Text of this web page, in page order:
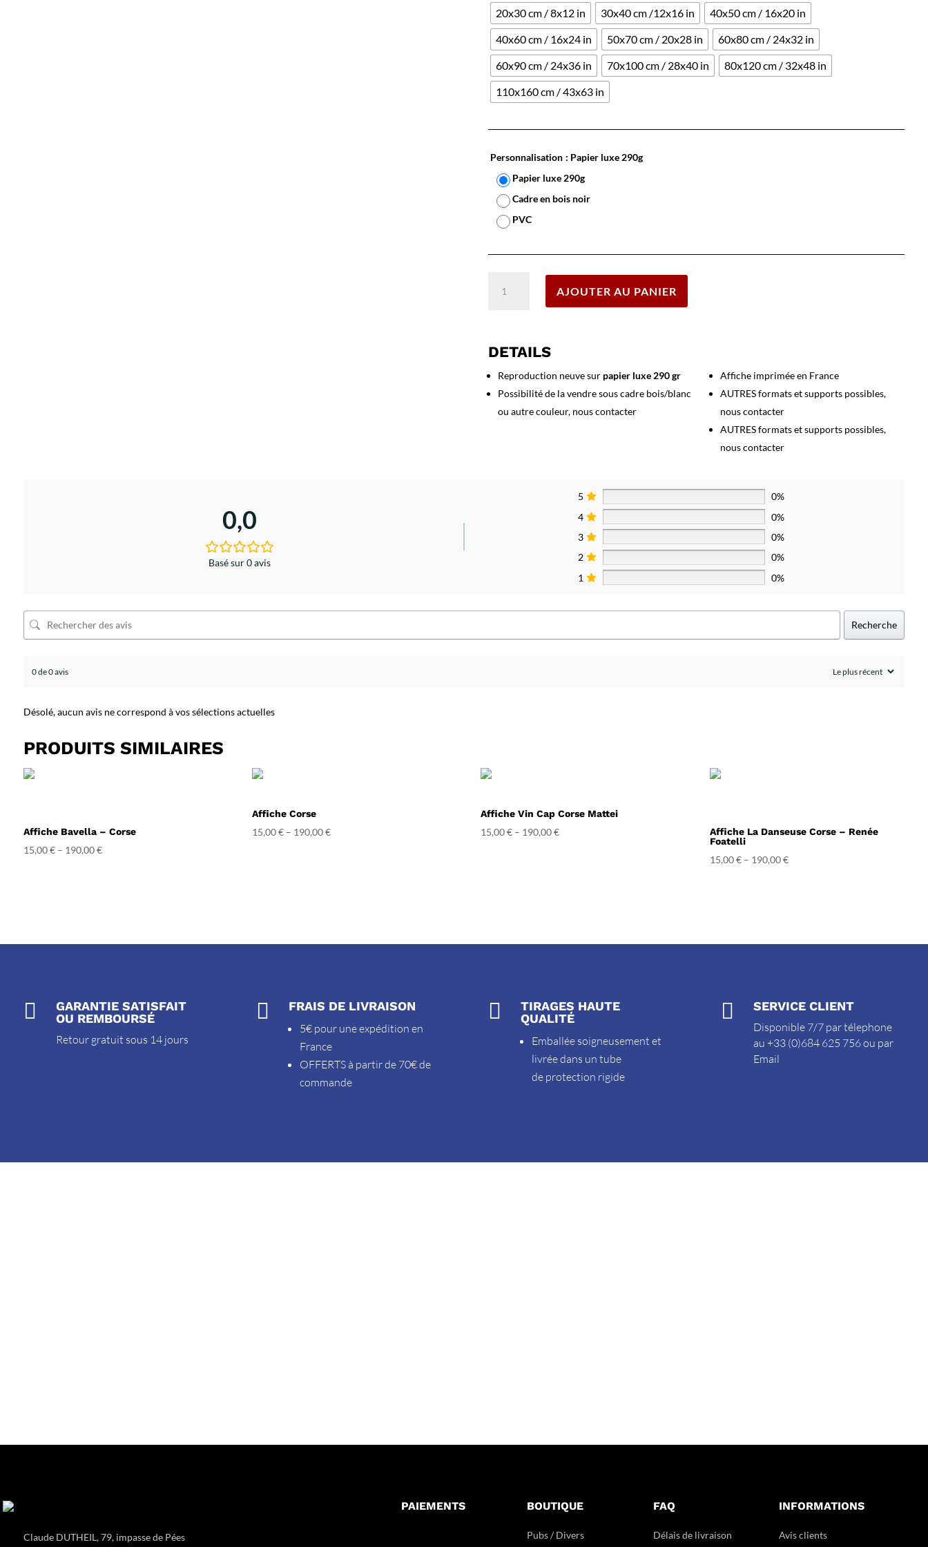
20x30 cm / 8x12 in 30x40 cm /12x16 in
40x50 cm / 16x20 in
40x60 cm / 16x24 in
50x70 cm / 20x28 in
60x80 cm / 24x32 in
60x90 cm / 24x36 in
70x100 cm / 28x40 in
80x120 cm / 32x48 in
110x160 cm / 43x63 in
Personnalisation : Papier luxe 290g
Papier luxe 290g
Cadre en bois noir
PVC
Corse
AJOUTER AU PANIER
DETAILS
Reproduction neuve sur papier luxe 290 gr
Possibilité de la vendre sous cadre bois/blanc
ou autre couleur, nous contacter
Affiche imprimée en France
AUTRES formats et supports possibles,
nous contacter
AUTRES formats et supports possibles,
nous contacter
0,0
Basé sur 0 avis
5
0%
4
0%
3
0%
2
0%
1
0%
Recherche
0 de 0 avis
Désolé, aucun avis ne correspond à vos sélections actuelles
PRODUITS SIMILAIRES
Affiche Bavella – Corse
15,00€– 190,00€
Affiche Corse
15,00€– 190,00€
Affiche Vin Cap Corse Mattei
15,00€ – 190,00€
Affiche La Danseuse Corse – Renée
Foatelli
15,00€– 190,00€

GARANTIE SATISFAIT
OU REMBOURSÉ
Retour gratuit sous 14 jours
 FRAIS DE LIVRAISON
5€ pour une expédition en
France
OFFERTS à partir de 70€ de
commande

TIRAGES HAUTE
QUALITÉ
Emballée soigneusement et
livrée dans un tube
de protection rigide
 SERVICE CLIENT
Disponible 7/7 par télephone
au +33 (0)684 625 756 ou par
Email
Claude DUTHEIL, 79, impasse de Pées
PAIEMENTS BOUTIQUE
Pubs / Divers
FAQ
Délais de livraison
INFORMATIONS
Avis clients